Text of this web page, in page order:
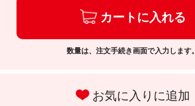
カートに入れる
数量は、注文手続き画面で入力します。
お気に入りに追加